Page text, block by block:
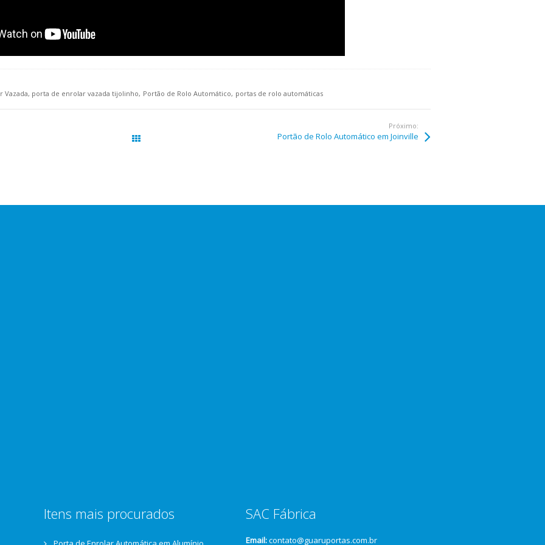
Vazada porta de enrolar vazada tijolinho Portão de Rolo Automático portas de rolo automáticas
Próximo:
Portão de Rolo Automático em Joinville
Itens mais procurados SAC Fábrica
Email:contato@guaruportas.com.br